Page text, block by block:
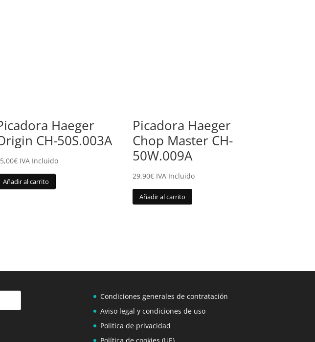
Haeger
CH-50S.003A
€ IVA Incluido
Añadir al carrito
Picadora Haeger
Chop Master CH-
50W.009A
29,90€ IVA Incluido
Añadir al carrito
Condiciones generales de contratación
Aviso legal y condiciones de uso
Politica de privacidad